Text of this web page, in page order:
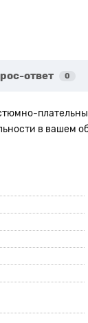
ответ 0
в вашем